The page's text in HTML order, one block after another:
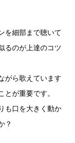
を細部まで聴いて
るのが上達のコツ
がら歌えています
が重要です。
も口を大きく動か
？